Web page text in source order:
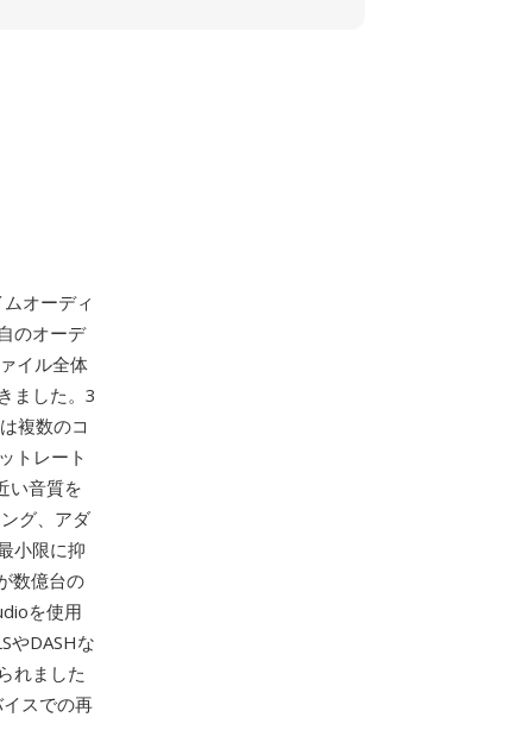
オーディ
のオーデ
イル全体
ました。3
複数のコ
トレート
い音質を
グ、アダ
小限に抑
数億台の
を使用
やDASHな
れました
スでの再